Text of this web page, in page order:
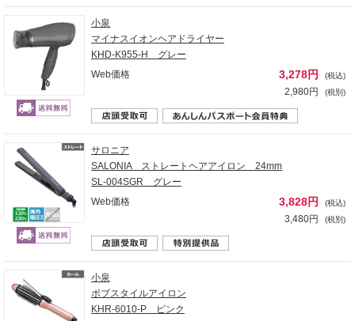
小泉
マイナスイオンヘアドライヤー
KHD-K955-H グレー
Web価格
3,278円 (税込)
2,980円 (税別)
サロニア
SALONIA ストレートヘアアイロン 24mm
SL-004SGR グレー
Web価格
3,828円 (税込)
3,480円 (税別)
小泉
ボブスタイルアイロン
KHR-6010-P ピンク